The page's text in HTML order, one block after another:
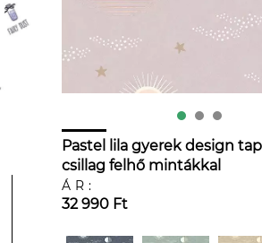
Pastel lila gyerek design
csillag felhő mintákkal
ÁR:
32 990 Ft